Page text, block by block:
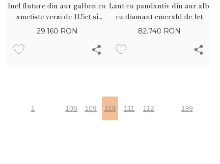
Inel fluture din aur galben cu
ametiste verzi de 11.5ct si
diamante de 0.38ct
29.160 RON
Lant cu pandantiv din aur alb
cu diamant emerald de 1ct
82.740 RON
1 108 109 110 111 112 199